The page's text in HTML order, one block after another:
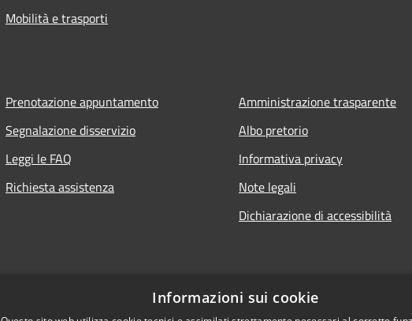
Mobilità e trasporti
Prenotazione appuntamento
Segnalazione disservizio
Leggi le FAQ
Richiesta assistenza
Amministrazione trasparente
Albo pretorio
Informativa privacy
Note legali
Dichiarazione di accessibilità
Informazioni sui cookie